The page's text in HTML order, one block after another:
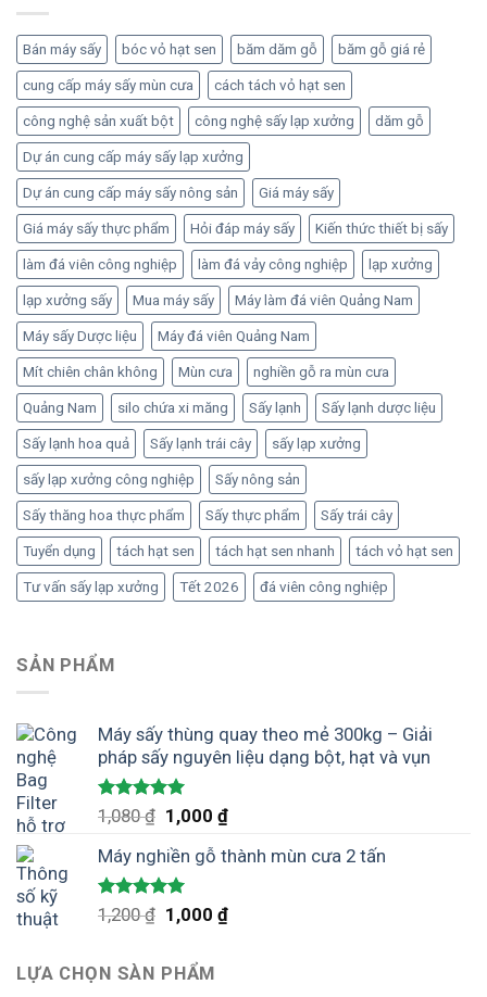
Bán máy sấy bóc vỏ hạt sen băm dăm gỗ băm gỗ giá rẻ
cung cấp máy sấy mùn cưa cách tách vỏ hạt sen
công nghệ sản xuất bột công nghệ sấy lạp xưởng dăm gỗ
Dự án cung cấp máy sấy lạp xưởng
Dự án cung cấp máy sấy nông sản Giá máy sấy
Giá máy sấy thực phẩm Hỏi đáp máy sấy Kiến thức thiết bị sấy
làm đá viên công nghiệp làm đá vảy công nghiệp lạp xưởng
lạp xưởng sấy Mua máy sấy Máy làm đá viên Quảng Nam
Máy sấy Dược liệu Máy đá viên Quảng Nam
Mít chiên chân không Mùn cưa nghiền gỗ ra mùn cưa
Quảng Nam silo chứa xi măng Sấy lạnh Sấy lạnh dược liệu
Sấy lạnh hoa quả Sấy lạnh trái cây sấy lạp xưởng
sấy lạp xưởng công nghiệp Sấy nông sản
Sấy thăng hoa thực phẩm Sấy thực phẩm Sấy trái cây
Tuyển dụng tách hạt sen tách hạt sen nhanh tách vỏ hạt sen
Tư vấn sấy lạp xưởng Tết 2026 đá viên công nghiệp
SẢN PHẨM
Máy sấy thùng quay theo mẻ 300kg – Giải
pháp sấy nguyên liệu dạng bột, hạt và vụn
Được xếp
hạng
5.00
5 sao
1,080₫ Giá
là:
1,080 ₫.
1,000₫Giá
tại
1,000 ₫.
Máy nghiền gỗ thành mùn cưa 2 tấn
Được xếp
hạng
5.00
1,200₫ Giá
1,200 ₫.
1,000₫Giá
LỰA CHỌN SÀN PHẨM